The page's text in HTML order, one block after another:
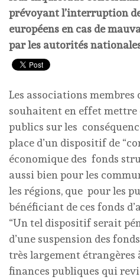
prévoyant l’interruption
européens en cas de
par les autorités
Les associations membres
souhaitent en effet mettre
publics sur les
place d’un dispositif de
économique des fonds
aussi bien pour les
les régions, que pour les
bénéficiant de ces fonds
“Un tel dispositif serait
d’une suspension des
très largement étrangères
finances publiques qui